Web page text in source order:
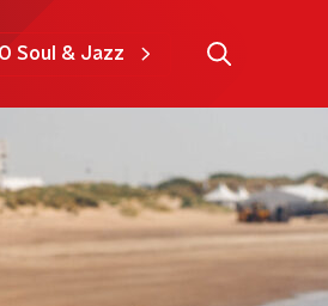
Soul & Jazz